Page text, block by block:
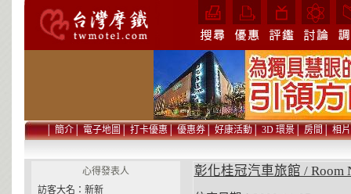
│簡介│電子地圖│打卡優惠│優惠券│好康活動│3D 環景│房間│相片
心得發表人
訪客大名：新新
彰化桂冠汽車旅館 / Room